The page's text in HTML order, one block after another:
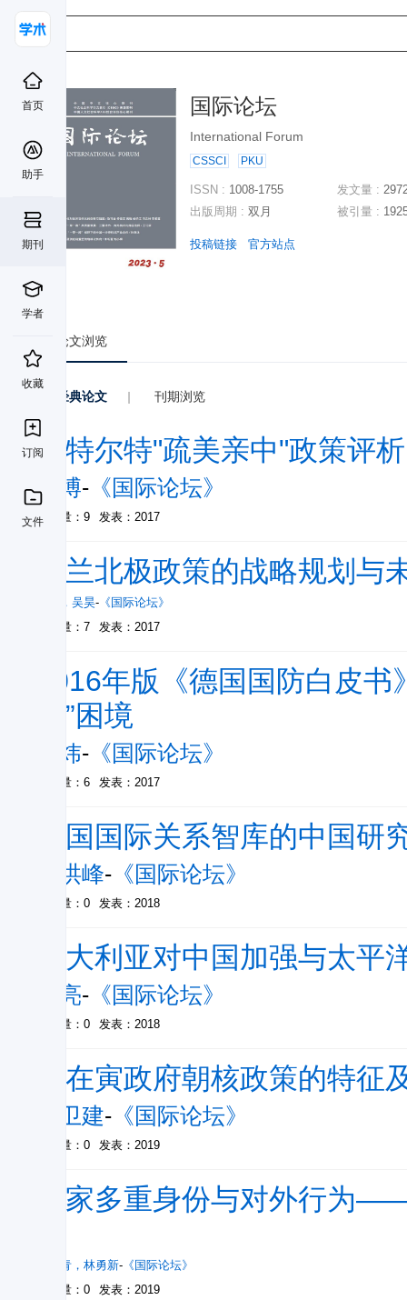
首页
助手
期刊
学者
收藏
订阅
文件
国际论坛
International Forum
CSSCI PKU
ISSN : 1008-1755
出版周期 : 双月
发文量 :
被引量 :
投稿链接 官方站点
论文浏览
经典论文 | 刊期浏览
杜特尔特"疏美亲中"政策评
马博- 《国际论坛》
被引量：9 发表：2017
芬兰北极政策的战略规划与
， 吴昊- 《国际论坛》
被引量：7
发表：2017
2016年版《德国国防白皮
导”困境
熊炜- 《国际论坛》
被引量：6 发表：2017
法国国际关系智库的中国研
李洪峰- 《国际论坛》
被引量：0 发表：2018
澳大利亚对中国加强与太平
张亮- 《国际论坛》
被引量：0 发表：2018
文在寅政府朝核政策的特征
顾卫建- 《国际论坛》
被引量：0 发表：2019
国家多重身份与对外行为
贺先青 ， 林勇新- 《国际论坛》
被引量：0
发表：2019